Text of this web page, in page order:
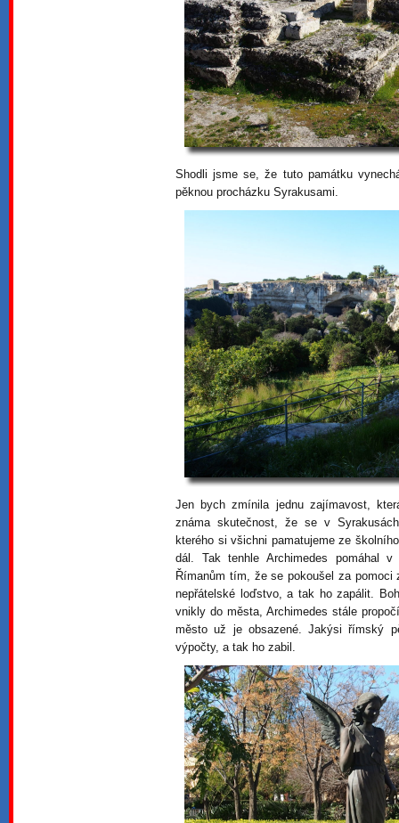
Shodli jsme se, že tuto památku
pěknou procházku Syrakusami.
Jen bych zmínila jednu zajímavost,
známa skutečnost, že se v
kterého si všichni pamatujeme ze
dál. Tak tenhle Archimedes pomáhal
Římanům tím, že se pokoušel za
nepřátelské loďstvo, a tak ho zapálit.
vnikly do města, Archimedes stále
město už je obsazené. Jakýsi římský
výpočty, a tak ho zabil.